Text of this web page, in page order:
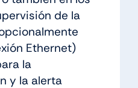
de la
Ethernet)
la
y la alerta